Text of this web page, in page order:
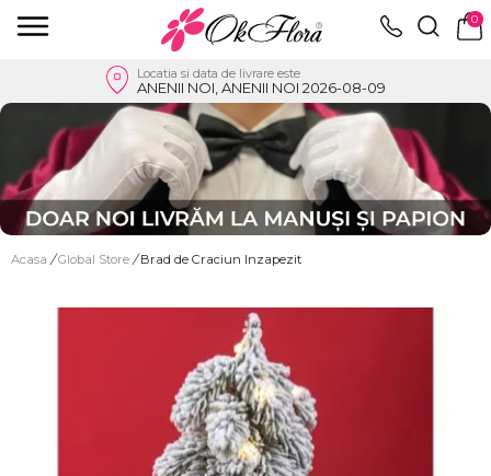
0
Locatia si data de livrare este
ANENII NOI, ANENII NOI 2026-08-09
Acasa / Global Store / Brad de Craciun Inzapezit